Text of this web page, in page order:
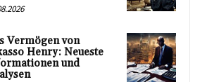
Vermögen von
Henry: Neueste
und